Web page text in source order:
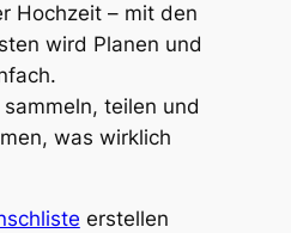
Hochzeit – mit den
wird Planen und
teilen und
was wirklich
erstellen